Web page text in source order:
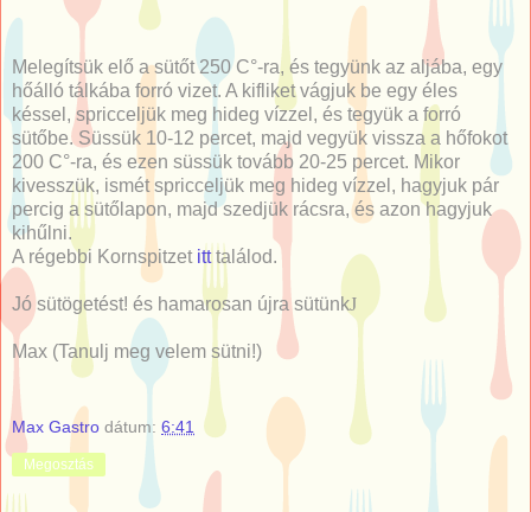
Melegítsük elő a sütőt 250 C°-ra, és tegyünk az aljába, egy
hőálló tálkába forró vizet. A kifliket vágjuk be egy éles
késsel, spricceljük meg hideg vízzel, és tegyük a forró
sütőbe. Süssük 10-12 percet, majd vegyük vissza a hőfokot
200 C°-ra, és ezen süssük tovább 20-25 percet. Mikor
kivesszük, ismét spricceljük meg hideg vízzel, hagyjuk pár
percig a sütőlapon, majd szedjük rácsra, és azon hagyjuk
kihűlni.
A régebbi Kornspitzet itttalálod.
Jó sütögetést! és hamarosan újra sütünkJ
Max (Tanulj meg velem sütni!)
Max Gastro dátum: 6:41
Megosztás